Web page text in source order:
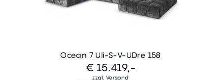
Ocean 7 Uli-S-V-UDre 158
€ 15.419,-
zzgl. Versand